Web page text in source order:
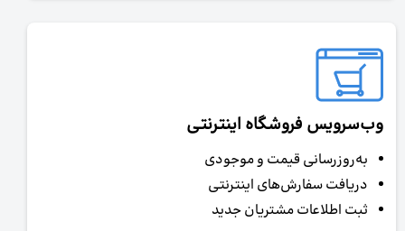
وب‌سرویس فروشگاه اینترنتی
به‌روزرسانی قیمت و موجودی
دریافت سفارش‌های اینترنتی
ثبت اطلاعات مشتریان جدید